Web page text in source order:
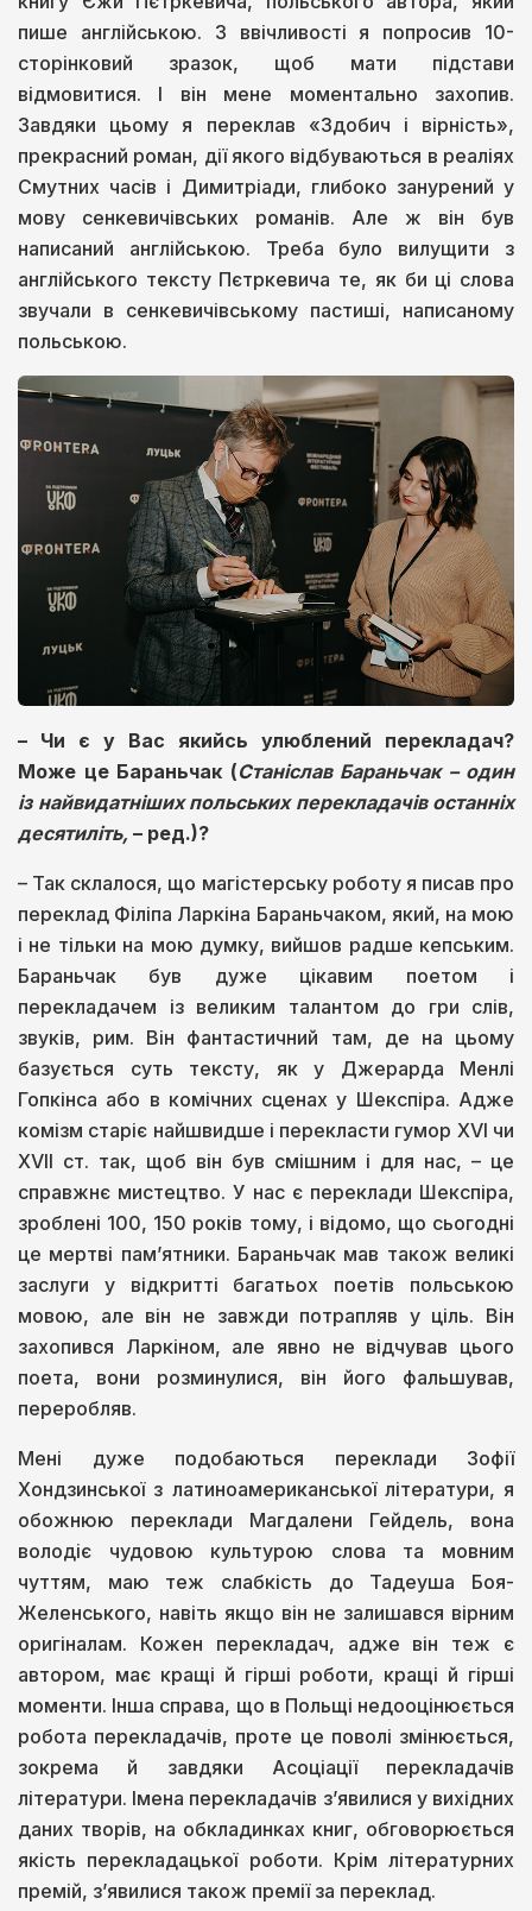
пише англійською. З ввічливості я попросив 10-
сторінковий зразок, щоб мати підстави
відмовитися. І він мене моментально захопив.
Завдяки цьому я переклав «Здобич і вірність»,
прекрасний роман, дії якого відбуваються в реаліях
Смутних часів і Димитріади, глибоко занурений у
мову сенкевичівських романів. Але ж він був
написаний англійською. Треба було вилущити з
англійського тексту Пєтркевича те, як би ці слова
звучали в сенкевичівському пастиші, написаному
польською.
– Чи є у Вас якийсь улюблений перекладач?
Може це Бараньчак (Станіслав Бараньчак – один
із найвидатніших польських перекладачів останніх
десятиліть, – ред.)?
– Так склалося, що магістерську роботу я писав про
переклад Філіпа Ларкіна Бараньчаком, який, на мою
і не тільки на мою думку, вийшов радше кепським.
Бараньчак був дуже цікавим поетом і
перекладачем із великим талантом до гри слів,
звуків, рим. Він фантастичний там, де на цьому
базується суть тексту, як у Джерарда Менлі
Гопкінса або в комічних сценах у Шекспіра. Адже
комізм старіє найшвидше і перекласти гумор XVI чи
XVII ст. так, щоб він був смішним і для нас, – це
справжнє мистецтво. У нас є переклади Шекспіра,
зроблені 100, 150 років тому, і відомо, що сьогодні
це мертві пам’ятники. Бараньчак мав також великі
заслуги у відкритті багатьох поетів польською
мовою, але він не завжди потрапляв у ціль. Він
захопився Ларкіном, але явно не відчував цього
поета, вони розминулися, він його фальшував,
переробляв.
Мені дуже подобаються переклади Зофії
Хондзинської з латиноамериканської літератури, я
обожнюю переклади Магдалени Гейдель, вона
володіє чудовою культурою слова та мовним
чуттям, маю теж слабкість до Тадеуша Боя-
Желенського, навіть якщо він не залишався вірним
оригіналам. Кожен перекладач, адже він теж є
автором, має кращі й гірші роботи, кращі й гірші
моменти. Інша справа, що в Польщі недооцінюється
робота перекладачів, проте це поволі змінюється,
зокрема й завдяки Асоціації перекладачів
літератури. Імена перекладачів з’явилися у вихідних
даних творів, на обкладинках книг, обговорюється
якість перекладацької роботи. Крім літературних
премій, з’явилися також премії за переклад.